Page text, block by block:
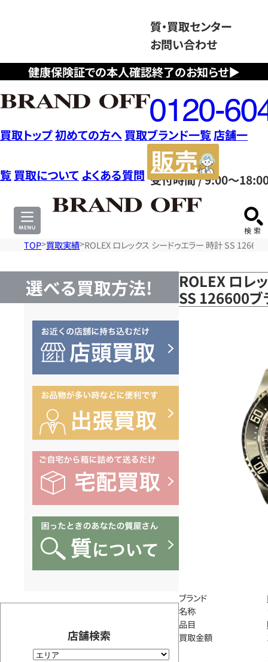
健康保険証での本人確認終了のお知らせ▶
質・買取センター
お問い合わせ
フ
リ
ー
ダ
イ
ヤ
ル
0120604117
受付時間 / 9:00～
買取トップ初めての方へ 買取ブランド一覧店舗一
覧 買取について よくある質問
サ
TOP 買取実績 ROLEX ロレックス シードゥエラー 時計 SS
選べる買取方法!
店舗検索
ROLEX ロレ
SS 126600ブ
ブランド
名称
品目
買取金額